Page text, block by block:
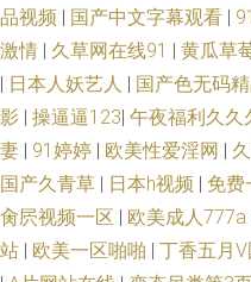
品视频 | 国产中文字幕观看 |
激情 | 久草网在线91 | 黄瓜草
| 日本人妖艺人 | 国产色无码
影 | 操逼逼123| 午夜福利久久
妻 | 91婷婷 | 欧美性爱淫网 |
国产久青草 | 日本h视频 | 免费
肏屄视频一区 | 欧美成人777a
站 | 欧美一区啪啪 | 丁香五月